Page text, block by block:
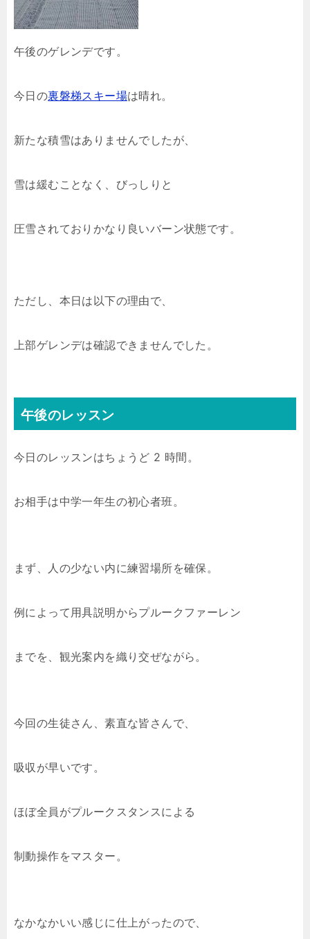
午後のゲレンデです。
今日の裏磐梯スキー場は晴れ。
新たな積雪はありませんでしたが、
雪は緩むことなく、びっしりと
圧雪されておりかなり良いバーン状態です。
ただし、本日は以下の理由で、
上部ゲレンデは確認できませんでした。
午後のレッスン
今日のレッスンはちょうど 2 時間。
お相手は中学一年生の初心者班。
まず、人の少ない内に練習場所を確保。
例によって用具説明からプルークファーレン
までを、観光案内を織り交ぜながら。
今回の生徒さん、素直な皆さんで、
吸収が早いです。
ほぼ全員がプルークスタンスによる
制動操作をマスター。
なかなかいい感じに仕上がったので、